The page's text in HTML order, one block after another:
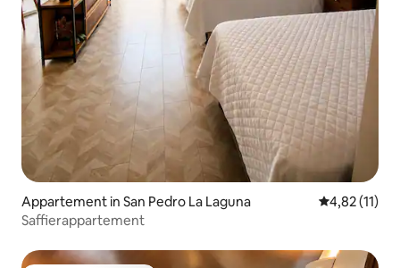
Appartement in San Pedro La Laguna Gemiddelde
4,82 (11)
Saffierappartement